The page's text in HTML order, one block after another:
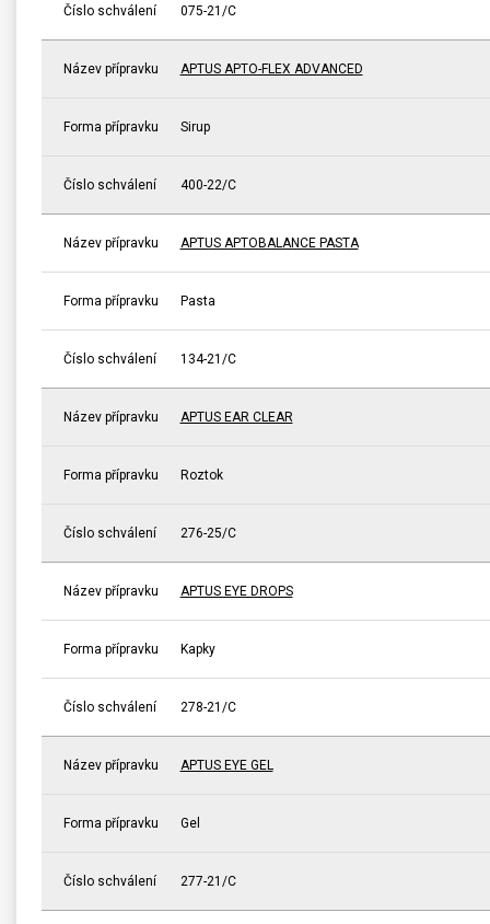
Číslo schválení 075-21/C
Název přípravku APTUS APTO-FLEX ADVANCED
Forma přípravku Sirup
Číslo schválení 400-22/C
Název přípravku APTUS APTOBALANCE PASTA
Forma přípravku Pasta
Číslo schválení 134-21/C
Název přípravku APTUS EAR CLEAR
Forma přípravku Roztok
Číslo schválení 276-25/C
Název přípravku APTUS EYE DROPS
Forma přípravku Kapky
Číslo schválení 278-21/C
Název přípravku APTUS EYE GEL
Forma přípravku Gel
Číslo schválení 277-21/C